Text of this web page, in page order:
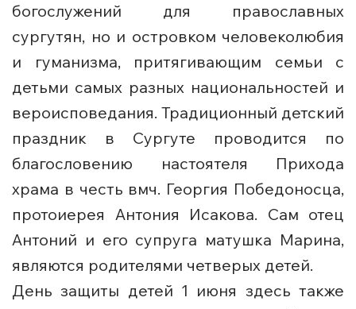
богослужений для православных
сургутян, но и островком человеколюбия
и гуманизма, притягивающим семьи с
детьми самых разных национальностей и
вероисповедания. Традиционный детский
праздник в Сургуте проводится по
благословению настоятеля Прихода
храма в честь вмч. Георгия Победоносца,
протоиерея Антония Исакова. Сам отец
Антоний и его супруга матушка Марина,
являются родителями четверых детей.
День защиты детей 1 июня здесь также